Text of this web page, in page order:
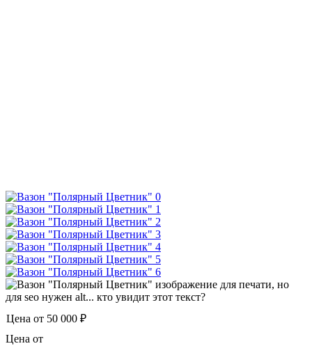
Цена от 50 000 ₽
Цена от